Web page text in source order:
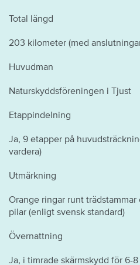
Total längd
203 kilometer (med
Huvudman
Naturskyddsföreningen i Tjust
Etappindelning
Ja, 9 etapper på
vardera)
Utmärkning
Orange ringar runt
pilar (enligt svensk standard)
Övernattning
Ja, i timrade skärmskydd för 6-